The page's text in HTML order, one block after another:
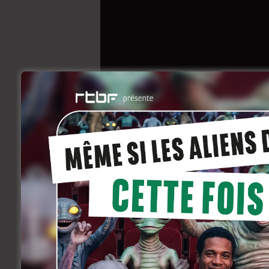
Je suis supporter
Liebman – Le
juin 4, 2013
Rencontres
Pour Milou, le football est une véritable
faisant un devoir de contribuer
équipe : le Standard de Liège.
Quand il n’est pas en mission avec
joueurs d’une équipe adverse, Milou